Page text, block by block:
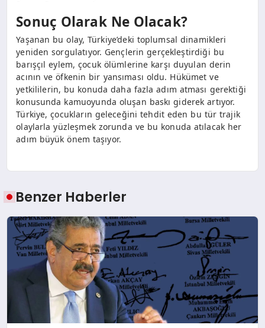
Sonuç Olarak Ne Olacak?
Yaşanan bu olay, Türkiye’deki toplumsal dinamikleri
yeniden sorgulatıyor. Gençlerin gerçekleştirdiği bu
barışçıl eylem, çocuk ölümlerine karşı duyulan derin
acının ve öfkenin bir yansıması oldu. Hükümet ve
yetkililerin, bu konuda daha fazla adım atması gerektiği
konusunda kamuoyunda oluşan baskı giderek artıyor.
Türkiye, çocukların geleceğini tehdit eden bu tür trajik
olaylarla yüzleşmek zorunda ve bu konuda atılacak her
adım büyük önem taşıyor.
Benzer Haberler